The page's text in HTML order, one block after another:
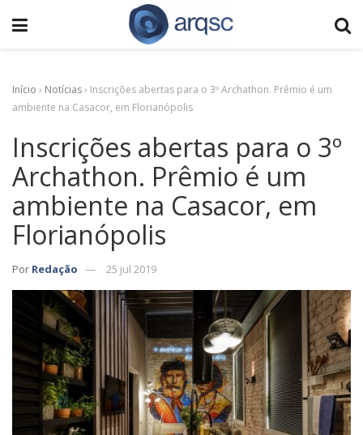
Início › Notícias› Inscrições abertas para o 3º Archathon. Prêmio é um
ambiente na Casacor, em Florianópolis
Inscrições abertas para o 3º
Archathon. Prêmio é um
ambiente na Casacor, em
Florianópolis
Por Redação 25 jul 2019